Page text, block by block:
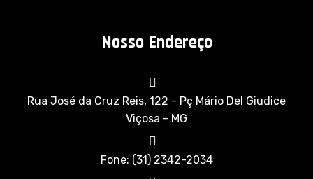
Nosso Endereço
Rua José da Cruz Reis, 122 - Pç Mário Del Giudice
Viçosa - MG
Fone: (31) 2342-2034